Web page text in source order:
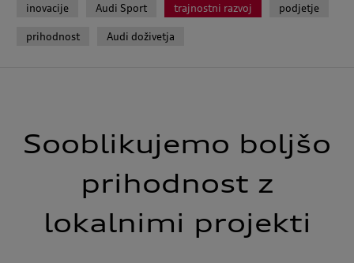
inovacije Audi Sport trajnostni razvoj podjetje
prihodnost Audi doživetja
Sooblikujemo boljšo
prihodnost z
lokalnimi projekti